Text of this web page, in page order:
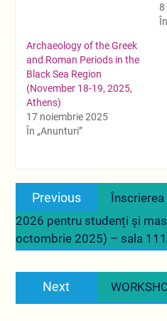
8
Archaeology of the Greek
and Roman Periods in the
Black Sea Region
(November 18-19, 2025,
Athens)
17 noiembrie 2025
În „Anunturi”
Navigare
articole
Previous
Previous
post:
Înscrierea
2026 pentru studenți și
octombrie 2025) – sala
Next
post: